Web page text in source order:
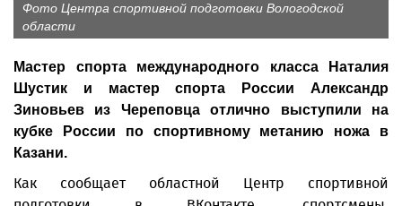
Фото Центра спортивной подготовки Вологодской
области
Мастер спорта международного класса Наталия
Шустик и мастер спорта России Александр
Зиновьев из Череповца отлично выступили на
кубке России по спортивному метанию ножа в
Казани.
Как сообщает областной Центр спортивной